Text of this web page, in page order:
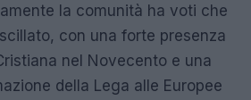
la comunità ha voti che
con una forte presenza
nel Novecento e una
della Lega alle Europee